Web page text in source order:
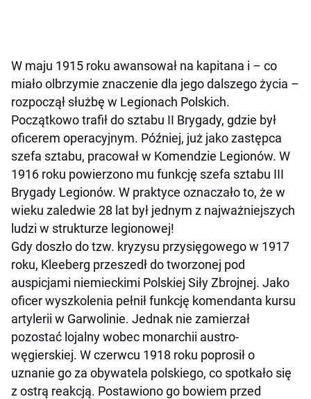
W maju 1915 roku awansował na kapitana i – co
miało olbrzymie znaczenie dla jego dalszego życia –
rozpoczął służbę w Legionach Polskich.
Początkowo trafił do sztabu II Brygady, gdzie był
oficerem operacyjnym. Później, już jako zastępca
szefa sztabu, pracował w Komendzie Legionów. W
1916 roku powierzono mu funkcję szefa sztabu III
Brygady Legionów. W praktyce oznaczało to, że w
wieku zaledwie 28 lat był jednym z najważniejszych
ludzi w strukturze legionowej!
Gdy doszło do tzw. kryzysu przysięgowego w 1917
roku, Kleeberg przeszedł do tworzonej pod
auspicjami niemieckimi Polskiej Siły Zbrojnej. Jako
oficer wyszkolenia pełnił funkcję komendanta kursu
artylerii w Garwolinie. Jednak nie zamierzał
pozostać lojalny wobec monarchii austro-
węgierskiej. W czerwcu 1918 roku poprosił o
uznanie go za obywatela polskiego, co spotkało się
z ostrą reakcją. Postawiono go bowiem przed